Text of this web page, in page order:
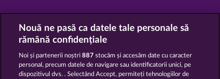
TOTAL ECLIPSE 40 SEVENS
Nouă ne pasă ca datele tale personale să
rămână confidențiale
Noi și partenerii noștri887 stocăm și accesăm date cu caracter
personal, precum datele de navigare sau identificatorii unici, pe
dispozitivul dvs. . Selectând Accept, permiteți tehnologiilor de